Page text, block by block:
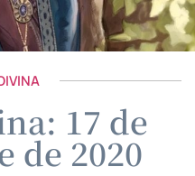
17 de
de 2020